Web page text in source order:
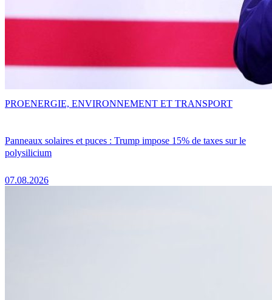
Panneaux solaires et puces : Trump impose 15% de taxes sur le
polysilicium
07.08.2026
PROENERGIE, ENVIRONNEMENT ET TRANSPORT